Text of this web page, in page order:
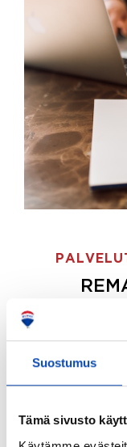
Suostumus
Tämä sivusto
ostajille.
Tee